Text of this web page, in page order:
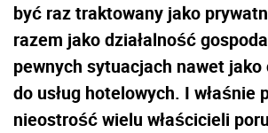
być raz traktowany jako
razem jako działalność
pewnych sytuacjach nawet
do usług hotelowych. I właśnie
nieostrość wielu właścicieli